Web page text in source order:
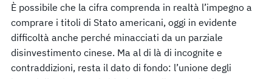
È possibile che la cifra comprenda in realtà l’impegno a
comprare i titoli di Stato americani, oggi in evidente
difficoltà anche perché minacciati da un parziale
disinvestimento cinese. Ma al di là di incognite e
contraddizioni, resta il dato di fondo: l’unione degli